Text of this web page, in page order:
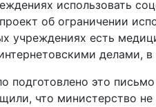
использовать
об ограничении
учреждениях есть
делами,
подготовлено это
что министерство не